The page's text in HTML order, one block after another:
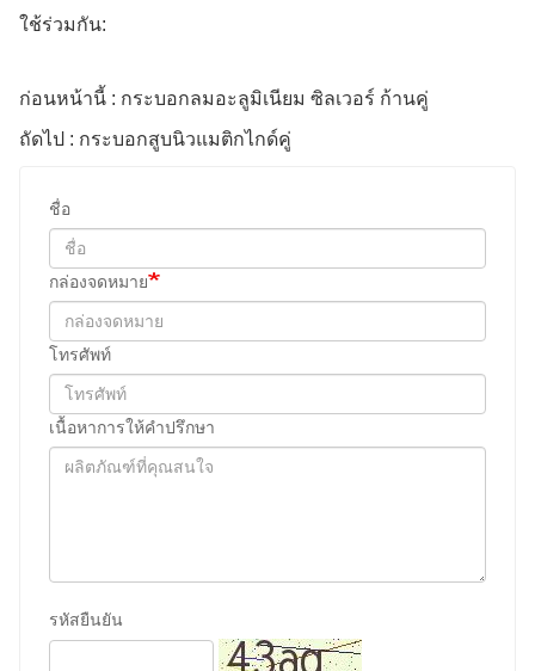
ใช้ร่วมกัน:
ก่อนหน้านี้ : กระบอกลมอะลูมิเนียม ซิลเวอร์ ก้านคู่
ถัดไป : กระบอกสูบนิวแมติกไกด์คู่
ชื่อ
กล่องจดหมาย
โทรศัพท์
เนื้อหาการให้คําปรึกษา
รหัสยืนยัน